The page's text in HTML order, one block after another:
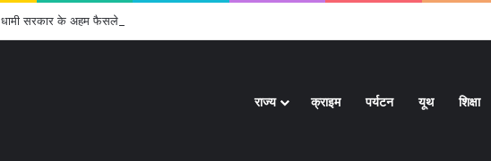
धामी सरकार के अहम फैसले: 15 प्रस्तावों को मंजूरी, स्वास्थ्य से लेकर हाईकोर्ट तक कई बड़े निर्णय
राज्य क्राइम पर्यटन यूथ शिक्षा